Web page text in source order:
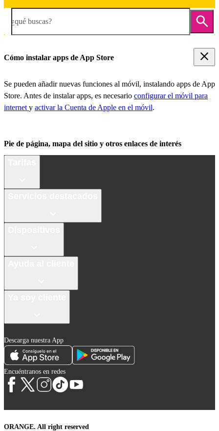
¿qué buscas?
Cómo instalar apps de App Store
Se pueden añadir nuevas funciones al móvil, instalando apps de App
Store. Antes de instalar apps, es necesario configurar el móvil para
internet y activar la Cuenta de Apple en el móvil.
Pie de página, mapa del sitio y otros enlaces de interés
Descarga nuestra App
Encuéntranos en redes
ORANGE. All right reserved